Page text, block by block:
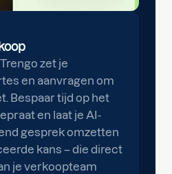
zet je
en aanvragen om
Bespaar tijd op het
en laat je AI-
gesprek omzetten
kans – die direct
je verkoopteam